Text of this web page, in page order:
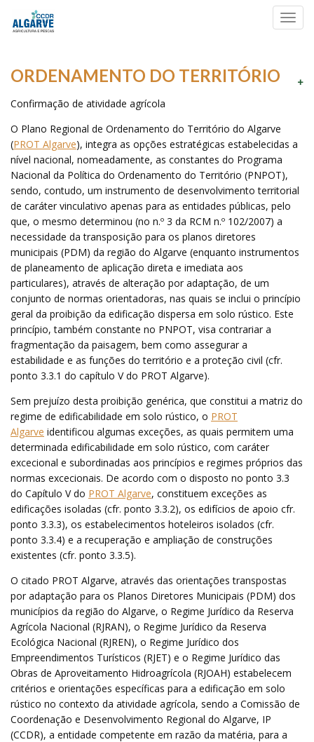
ORDENAMENTO DO TERRITÓRIO
Confirmação de atividade agrícola
O Plano Regional de Ordenamento do Território do Algarve
(PROT Algarve), integra as opções estratégicas estabelecidas a
nível nacional, nomeadamente, as constantes do Programa
Nacional da Política do Ordenamento do Território (PNPOT),
sendo, contudo, um instrumento de desenvolvimento territorial
de caráter vinculativo apenas para as entidades públicas, pelo
que, o mesmo determinou (no n.º 3 da RCM n.º 102/2007) a
necessidade da transposição para os planos diretores
municipais (PDM) da região do Algarve (enquanto instrumentos
de planeamento de aplicação direta e imediata aos
particulares), através de alteração por adaptação, de um
conjunto de normas orientadoras, nas quais se inclui o princípio
geral da proibição da edificação dispersa em solo rústico. Este
princípio, também constante no PNPOT, visa contrariar a
fragmentação da paisagem, bem como assegurar a
estabilidade e as funções do território e a proteção civil (cfr.
ponto 3.3.1 do capítulo V do PROT Algarve).
Sem prejuízo desta proibição genérica, que constitui a matriz do
regime de edificabilidade em solo rústico, o PROT
Algarve identificou algumas exceções, as quais permitem uma
determinada edificabilidade em solo rústico, com caráter
excecional e subordinadas aos princípios e regimes próprios das
normas excecionais. De acordo com o disposto no ponto 3.3
do Capítulo V do PROT Algarve, constituem exceções as
edificações isoladas (cfr. ponto 3.3.2), os edifícios de apoio cfr.
ponto 3.3.3), os estabelecimentos hoteleiros isolados (cfr.
ponto 3.3.4) e a recuperação e ampliação de construções
existentes (cfr. ponto 3.3.5).
O citado PROT Algarve, através das orientações transpostas
por adaptação para os Planos Diretores Municipais (PDM) dos
municípios da região do Algarve, o Regime Jurídico da Reserva
Agrícola Nacional (RJRAN), o Regime Jurídico da Reserva
Ecológica Nacional (RJREN), o Regime Jurídico dos
Empreendimentos Turísticos (RJET) e o Regime Jurídico das
Obras de Aproveitamento Hidroagrícola (RJOAH) estabelecem
critérios e orientações específicas para a edificação em solo
rústico no contexto da atividade agrícola, sendo a Comissão de
Coordenação e Desenvolvimento Regional do Algarve, IP
(CCDR), a entidade competente em razão da matéria, para a